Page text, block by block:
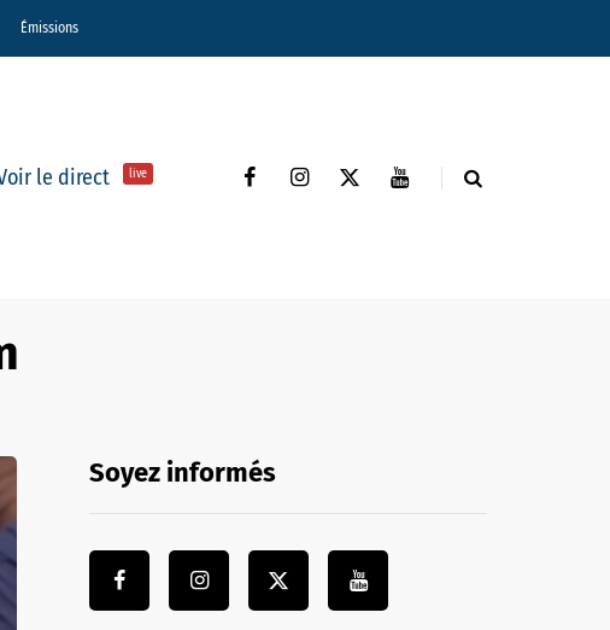
Émissions
le direct live
Soyez informés